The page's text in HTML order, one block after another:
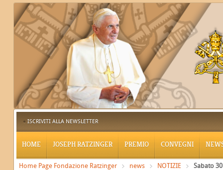
ISCRIVITI ALLA NEWSLETTER
HOME JOSEPH RATZINGER PREMIO CONVEGNI
Home Page Fondazione Ratzinger news NOTIZIE
Sabato